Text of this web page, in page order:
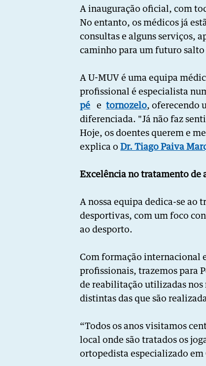
A inauguração oficial, com
No entanto, os médicos já
consultas e alguns serviços,
caminho para um futuro
A U-MUV é uma equipa
profissional é especialista
pé etornozelo, oferecendo
diferenciada. "Já não faz
Hoje, os doentes querem e
explica oDr. Tiago Paiva
Excelência no tratamento de
A nossa equipa dedica-se ao
desportivas, com um foco
ao desporto.
Com formação internacional
profissionais, trazemos para
de reabilitação utilizadas
distintas das que são
“Todos os anos visitamos
local onde são tratados os
ortopedista especializado em